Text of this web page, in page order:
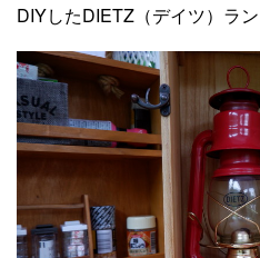
DIYしたDIETZ（デイツ）ラ